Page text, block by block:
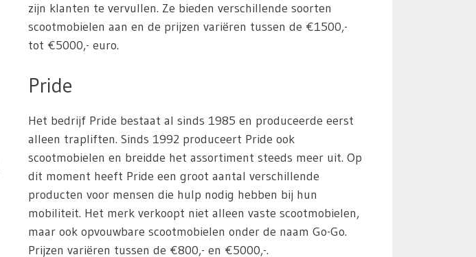
zijn klanten te vervullen. Ze bieden verschillende soorten
scootmobielen aan en de prijzen variëren tussen de €1500,-
tot €5000,- euro.
Pride
Het bedrijf Pride bestaat al sinds 1985 en produceerde eerst
alleen trapliften. Sinds 1992 produceert Pride ook
scootmobielen en breidde het assortiment steeds meer uit. Op
dit moment heeft Pride een groot aantal verschillende
producten voor mensen die hulp nodig hebben bij hun
mobiliteit. Het merk verkoopt niet alleen vaste scootmobielen,
maar ook opvouwbare scootmobielen onder de naam Go-Go.
Prijzen variëren tussen de €800,- en €5000,-.